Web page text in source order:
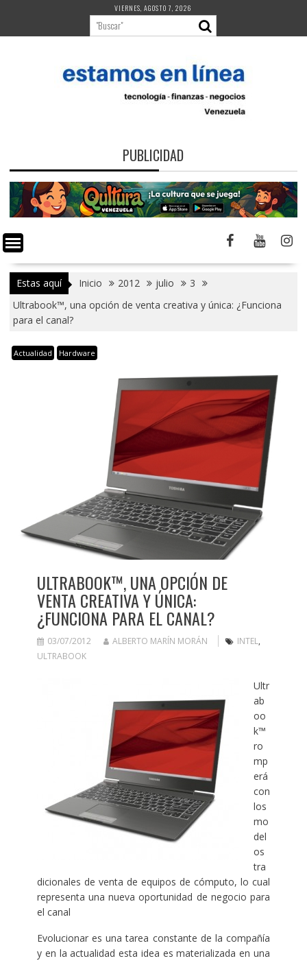
contenido
VIERNES, AGOSTO 7, 2026
PUBLICIDAD
Estas aquí Inicio 2012 julio
3
Ultrabook™, una opción de venta creativa y única: ¿Funciona
para el canal?
Actualidad Hardware
ULTRABOOK™, UNA OPCIÓN DE
VENTA CREATIVA Y ÚNICA:
¿FUNCIONA PARA EL CANAL?
03/07/2012 ALBERTO MARÍN MORÁN INTEL,
ULTRABOOK
Ultr
ab
oo
k™
ro
mp
erá
con
los
mo
del
os
tra
dicionales de venta de equipos de cómputo, lo cual
representa una nueva oportunidad de negocio para
el canal
Evolucionar es una tarea constante de la compañía
y en la actualidad esta idea es materializada en una